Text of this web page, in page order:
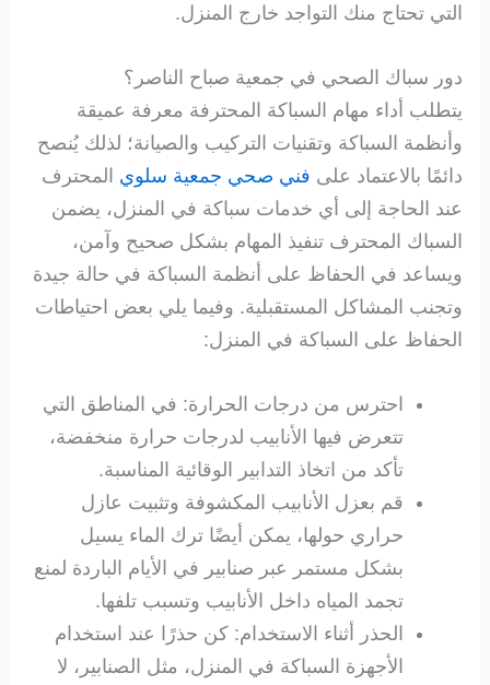
التي تحتاج منك التواجد خارج المنزل.
دور سباك الصحي في جمعية صباح الناصر؟
يتطلب أداء مهام السباكة المحترفة معرفة عميقة
وأنظمة السباكة وتقنيات التركيب والصيانة؛ لذلك يُنصح
دائمًا بالاعتماد على فني صحي جمعية سلوي المحترف
عند الحاجة إلى أي خدمات سباكة في المنزل، يضمن
السباك المحترف تنفيذ المهام بشكل صحيح وآمن،
ويساعد في الحفاظ على أنظمة السباكة في حالة جيدة
وتجنب المشاكل المستقبلية. وفيما يلي بعض احتياطات
الحفاظ على السباكة في المنزل:
احترس من درجات الحرارة: في المناطق التي
تتعرض فيها الأنابيب لدرجات حرارة منخفضة،
تأكد من اتخاذ التدابير الوقائية المناسبة.
قم بعزل الأنابيب المكشوفة وتثبيت عازل
حراري حولها، يمكن أيضًا ترك الماء يسيل
بشكل مستمر عبر صنابير في الأيام الباردة لمنع
تجمد المياه داخل الأنابيب وتسبب تلفها.
الحذر أثناء الاستخدام: كن حذرًا عند استخدام
الأجهزة السباكة في المنزل، مثل الصنابير، لا